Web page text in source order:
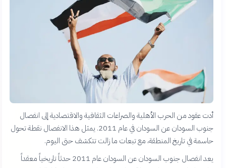
أدت عقود من الحرب الأهلية والصراعات الثقافية والاقتصادية إلى انفصال
جنوب السودان عن السودان في عام 2011. يمثل هذا الانفصال نقطة تحول
حاسمة في تاريخ المنطقة، مع تبعات ما زالت تتكشف حتى اليوم.
يعد انفصال جنوب السودان عن السودان عام 2011 حدثاً تاريخياً معقداً